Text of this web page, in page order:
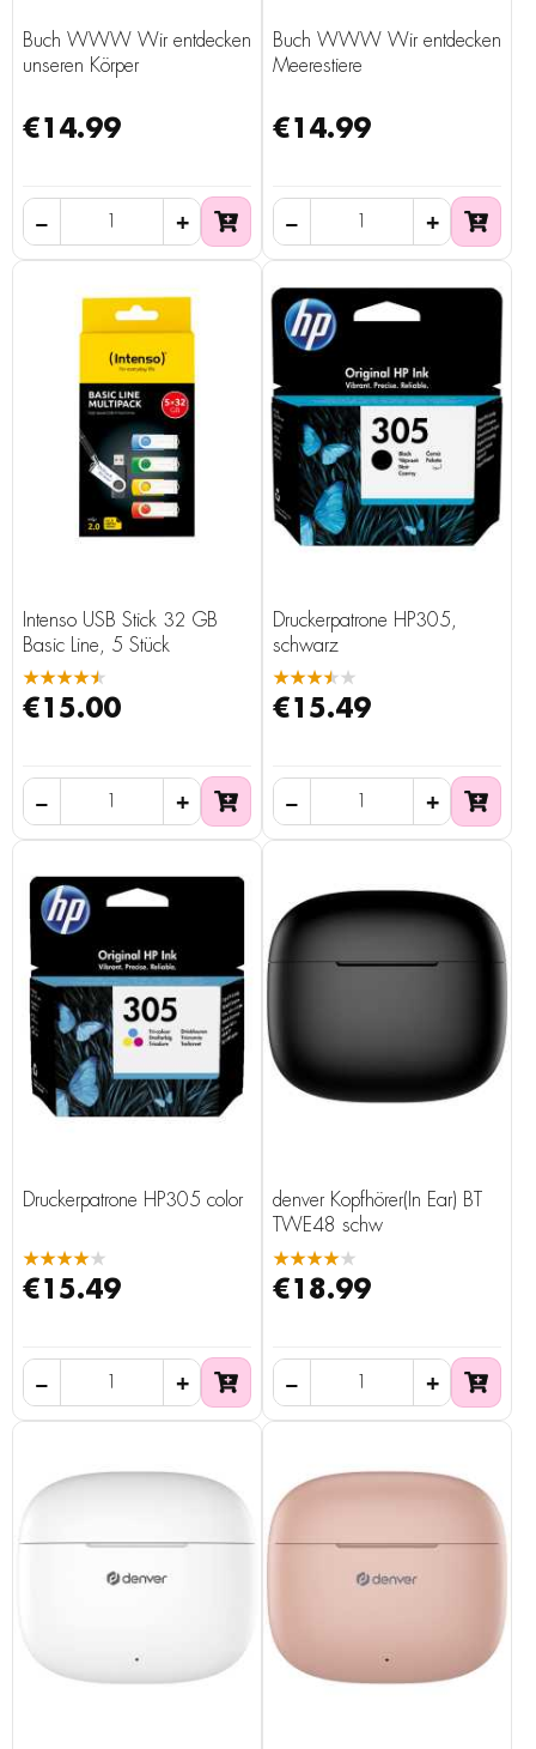
Buch WWW Wir entdecken
unseren Körper
€14.99
Buch WWW Wir entdecken
Meerestiere
€14.99
Intenso USB Stick 32 GB
Basic Line, 5 Stück
★★★★★
€15.00
Druckerpatrone HP305,
schwarz
★★★★★
€15.49
Druckerpatrone HP305 color
★★★★★
€15.49
denver Kopfhörer(In Ear) BT
TWE48 schw
★★★★★
€18.99